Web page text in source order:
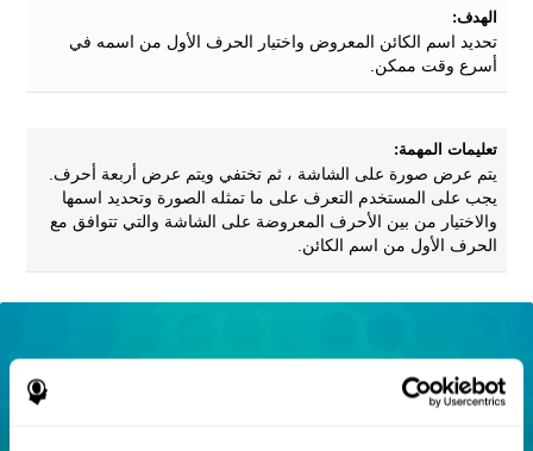
الهدف:
تحديد اسم الكائن المعروض واختيار الحرف الأول من اسمه في
أسرع وقت ممكن.
تعليمات المهمة:
يتم عرض صورة على الشاشة ، ثم تختفي ويتم عرض أربعة أحرف.
يجب على المستخدم التعرف على ما تمثله الصورة وتحديد اسمها
والاختيار من بين الأحرف المعروضة على الشاشة والتي تتوافق مع
الحرف الأول من اسم الكائن.